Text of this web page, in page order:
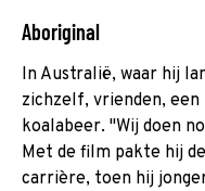
Aboriginal
In Australië, waar hij
zichzelf, vrienden, een
koalabeer. "Wij doen
Met de film pakte hij
carrière, toen hij